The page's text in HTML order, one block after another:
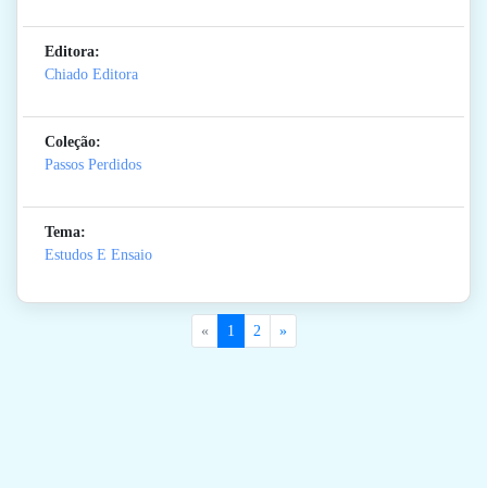
Editora:
Chiado Editora
Coleção:
Passos Perdidos
Tema:
Estudos E Ensaio
« 1 2 »